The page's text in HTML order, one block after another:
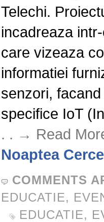
Telechi.
incadreaza
care vizeaza
informatiei
senzori,
specifice IoT
. . → Read
Noaptea
COMMENTS
EDUCATIE,
EDUCATIE,